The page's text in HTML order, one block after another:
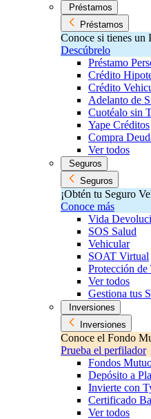
Préstamos
Préstamos
Conoce si tienes un
Descúbrelo
Préstamo
Crédito
Crédito
Adelanto de
Cuotéalo sin
Yape Créditos
Compra
Ver todos
Seguros
Seguros
¡Obtén tu Seguro
Conoce más
Vida
SOS Salud
Vehicular
SOAT Virtual
Protección de
Ver todos
Gestiona tus
Inversiones
Inversiones
Conoce el Fondo
Prueba el perfilador
Fondos
Depósito a
Invierte con
Certificado
Ver todos